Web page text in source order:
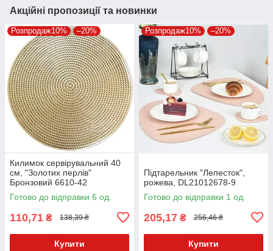
Акційні пропозиції та новинки
Розпродаж10% –20%
Килимок сервірувальний 40
см, "Золотих перлів"
Бронзовий 6610-42
Готово до відправки 6 од.
110,71 ₴ 138,39 ₴
Купити
Розпродаж10% –20%
Підтарельник "Лепесток",
рожева, DL21012678-9
Готово до відправки 1 од.
205,17 ₴ 256,46 ₴
Купити